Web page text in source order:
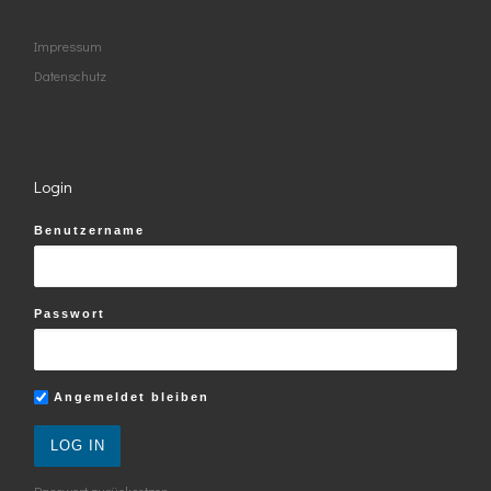
Impressum
Datenschutz
Login
Benutzername
Passwort
Angemeldet bleiben